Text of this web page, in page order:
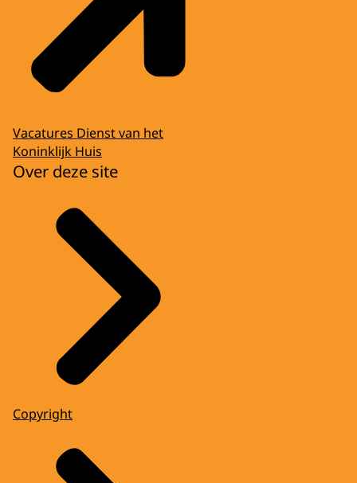
Vacatures Dienst van het
Koninklijk Huis
Over deze site
Copyright